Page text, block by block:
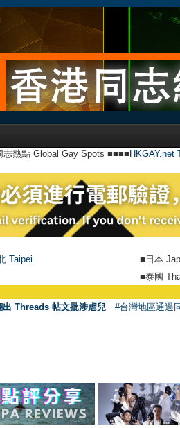
志熱點 Global Gay Spots ■■■■ HKGAY.net
Taipei ■日本
■泰國
Threads 帖文批涉虐兒 #台灣地區通過